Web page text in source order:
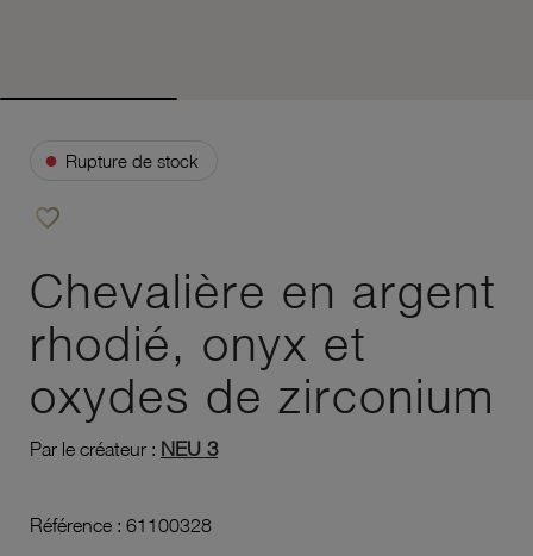
● Rupture de stock
favorite_border
Chevalière en argent
rhodié, onyx et
oxydes de zirconium
Par le créateur : NEU 3
Référence : 61100328